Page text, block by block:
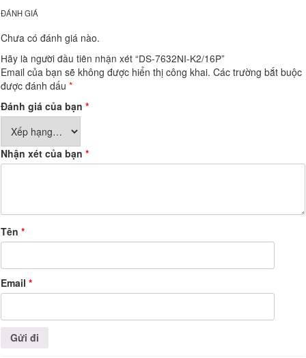
ĐÁNH GIÁ
Chưa có đánh giá nào.
Hãy là người đầu tiên nhận xét “DS-7632NI-K2/16P”
Email của bạn sẽ không được hiển thị công khai. Các trường bắt buộc
được đánh dấu *
Đánh giá của bạn *
Nhận xét của bạn *
Tên *
Email *